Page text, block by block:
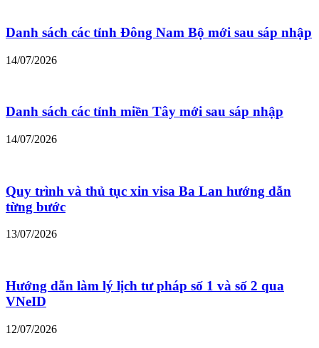
Danh sách các tỉnh Đông Nam Bộ mới sau sáp nhập
14/07/2026
Danh sách các tỉnh miền Tây mới sau sáp nhập
14/07/2026
Quy trình và thủ tục xin visa Ba Lan hướng dẫn
từng bước
13/07/2026
Hướng dẫn làm lý lịch tư pháp số 1 và số 2 qua
VNeID
12/07/2026